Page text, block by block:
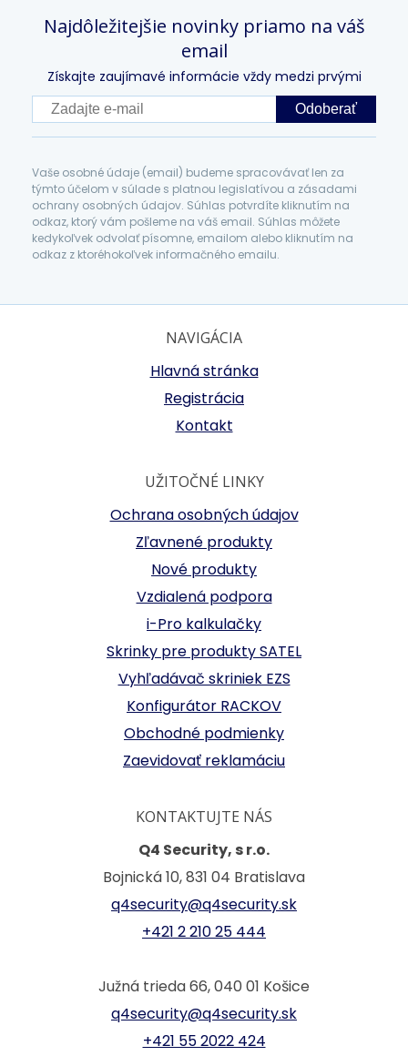
Najdôležitejšie novinky priamo na váš
email
Získajte zaujímavé informácie vždy medzi prvými
Odoberať
Vaše osobné údaje (email) budeme spracovávať len za
týmto účelom v súlade s platnou legislatívou a zásadami
ochrany osobných údajov. Súhlas potvrdíte kliknutím na
odkaz, ktorý vám pošleme na váš email. Súhlas môžete
kedykoľvek odvolať písomne, emailom alebo kliknutím na
odkaz z ktoréhokoľvek informačného emailu.
NAVIGÁCIA
Hlavná stránka
Registrácia
Kontakt
UŽITOČNÉ LINKY
Ochrana osobných údajov
Zľavnené produkty
Nové produkty
Vzdialená podpora
i-Pro kalkulačky
Skrinky pre produkty SATEL
Vyhľadávač skriniek EZS
Konfigurátor RACKOV
Obchodné podmienky
Zaevidovať reklamáciu
KONTAKTUJTE NÁS
Q4 Security, s r.o.
Bojnická 10, 831 04 Bratislava
q4security@q4security.sk
+421 2 210 25 444
Južná trieda 66, 040 01 Košice
q4security@q4security.sk
+421 55 2022 424